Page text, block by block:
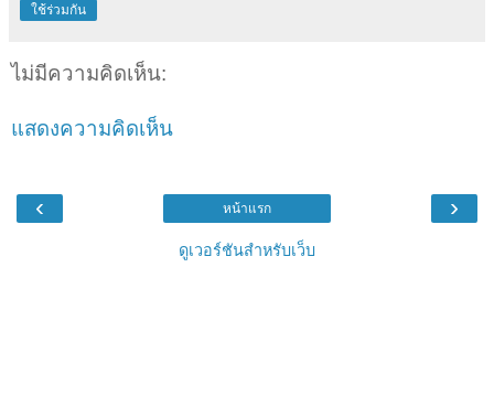
ใช้ร่วมกัน
ไม่มีความคิดเห็น:
แสดงความคิดเห็น
‹ ›
หน้าแรก
ดูเวอร์ชันสำหรับเว็บ